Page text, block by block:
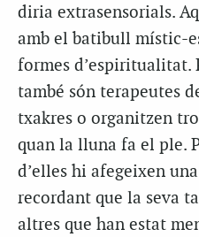
diria extrasensorials.
amb el batibull místic-
formes d’espiritualitat.
també són terapeutes
txakres o organitzen
quan la lluna fa el ple.
d’elles hi afegeixen
recordant que la seva
altres que han estat